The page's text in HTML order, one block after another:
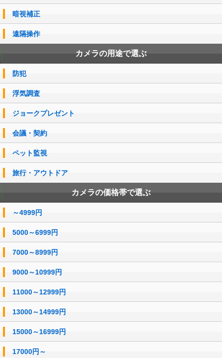
暗視補正
遠隔操作
カメラの用途で選ぶ
防犯
浮気調査
ジョークプレゼント
会議・契約
ペット監視
旅行・アウトドア
カメラの価格帯で選ぶ
～4999円
5000～6999円
7000～8999円
9000～10999円
11000～12999円
13000～14999円
15000～16999円
17000円～